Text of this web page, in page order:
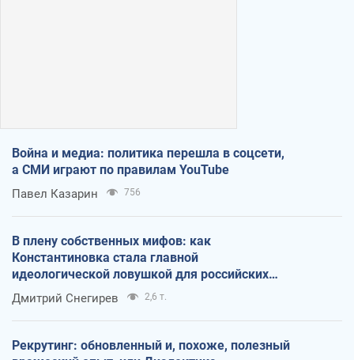
Война и медиа: политика перешла в соцсети,
а СМИ играют по правилам YouTube
Павел Казарин 756
В плену собственных мифов: как
Константиновка стала главной
идеологической ловушкой для российских
оккупантов
Дмитрий Снегирев 2,6 т.
Рекрутинг: обновленный и, похоже, полезный